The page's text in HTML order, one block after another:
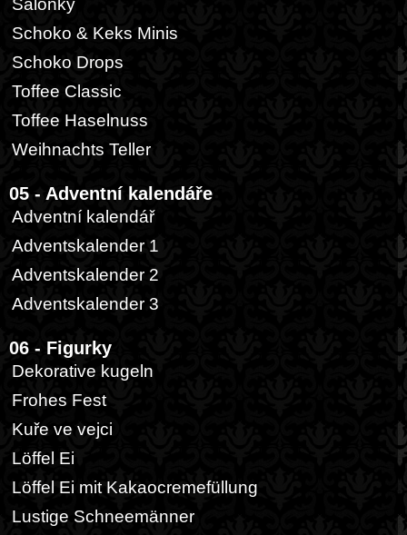
Salonky
Schoko & Keks Minis
Schoko Drops
Toffee Classic
Toffee Haselnuss
Weihnachts Teller
05 - Adventní kalendáře
Adventní kalendář
Adventskalender 1
Adventskalender 2
Adventskalender 3
06 - Figurky
Dekorative kugeln
Frohes Fest
Kuře ve vejci
Löffel Ei
Löffel Ei mit Kakaocremefüllung
Lustige Schneemänner